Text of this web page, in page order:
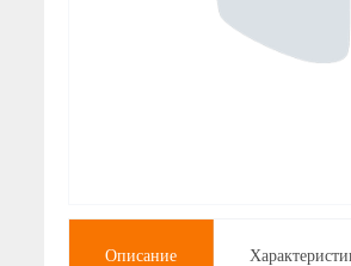
Описание